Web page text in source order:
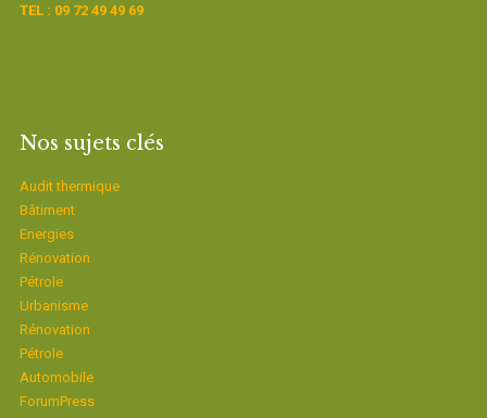
TEL : 09 72 49 49 69
Nos sujets clés
Audit thermique
Bâtiment
Energies
Rénovation
Pétrole
Urbanisme
Rénovation
Pétrole
Automobile
ForumPress